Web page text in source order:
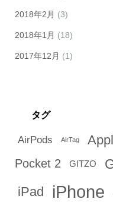
2018年2月 (3)
2018年1月 (18)
2017年12月 (1)
タグ
AirPods AirTag
Pocket 2
GITZO
iPad iPhone